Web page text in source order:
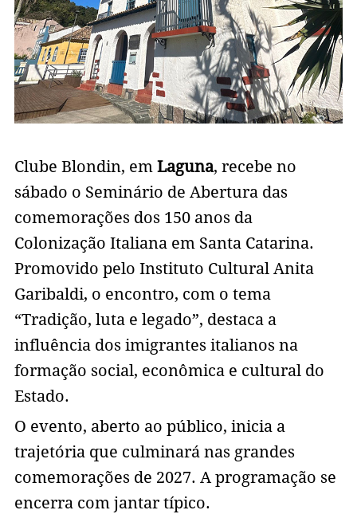
Clube Blondin, em Laguna, recebe no
sábado o Seminário de Abertura das
comemorações dos 150 anos da
Colonização Italiana em Santa Catarina.
Promovido pelo Instituto Cultural Anita
Garibaldi, o encontro, com o tema
“Tradição, luta e legado”, destaca a
influência dos imigrantes italianos na
formação social, econômica e cultural do
Estado.
O evento, aberto ao público, inicia a
trajetória que culminará nas grandes
comemorações de 2027. A programação se
encerra com jantar típico.